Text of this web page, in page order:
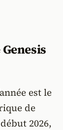
est le
de
2026,